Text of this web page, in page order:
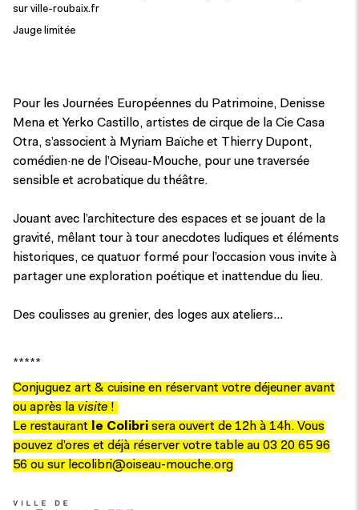
sur ville-roubaix.fr
Jauge limitée
Pour les Journées Européennes du Patrimoine, Denisse
Mena et Yerko Castillo, artistes de cirque de la Cie Casa
Otra, s’associent à Myriam Baïche et Thierry Dupont,
comédien·ne de l’Oiseau-Mouche, pour une traversée
sensible et acrobatique du théâtre.
Jouant avec l’architecture des espaces et se jouant de la
gravité, mêlant tour à tour anecdotes ludiques et éléments
historiques, ce quatuor formé pour l’occasion vous invite à
partager une exploration poétique et inattendue du lieu.
Des coulisses au grenier, des loges aux ateliers…
*****
Conjuguez art & cuisine en réservant votre déjeuner avant
ou après la visite !
Le restaurant le Colibri sera ouvert de 12h à 14h. Vous
pouvez d’ores et déjà réserver votre table au 03 20 65 96
56 ou sur lecolibri@oiseau-mouche.org